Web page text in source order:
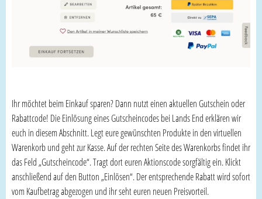
Ihr möchtet beim Einkauf sparen? Dann nutzt einen aktuellen Gutschein oder
Rabattcode! Die Einlösung eines Gutscheincodes bei Lands End erklären wir
euch in diesem Abschnitt. Legt eure gewünschten Produkte in den virtuellen
Warenkorb und geht zur Kasse. Auf der rechten Seite des Warenkorbs findet ihr
das Feld „Gutscheincode“. Tragt dort euren Aktionscode sorgfältig ein. Klickt
anschließend auf den Button „Einlösen“. Der entsprechende Rabatt wird sofort
vom Kaufbetrag abgezogen und ihr seht euren neuen Preisvorteil.